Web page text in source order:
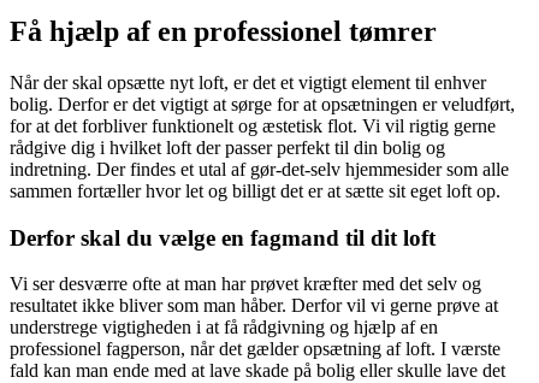
Få hjælp af en professionel tømrer
Når der skal opsætte nyt loft, er det et vigtigt element til enhver
bolig. Derfor er det vigtigt at sørge for at opsætningen er veludført,
for at det forbliver funktionelt og æstetisk flot. Vi vil rigtig gerne
rådgive dig i hvilket loft der passer perfekt til din bolig og
indretning. Der findes et utal af gør-det-selv hjemmesider som alle
sammen fortæller hvor let og billigt det er at sætte sit eget loft op.
Derfor skal du vælge en fagmand til dit loft
Vi ser desværre ofte at man har prøvet kræfter med det selv og
resultatet ikke bliver som man håber. Derfor vil vi gerne prøve at
understrege vigtigheden i at få rådgivning og hjælp af en
professionel fagperson, når det gælder opsætning af loft. I værste
fald kan man ende med at lave skade på bolig eller skulle lave det